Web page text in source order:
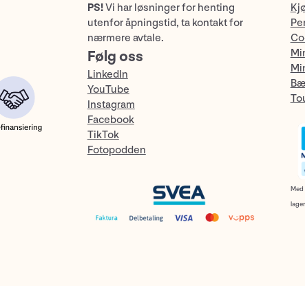
PS!Vi har løsninger for henting
utenfor åpningstid, ta kontakt for
nærmere avtale.
Følg oss
LinkedIn
YouTube
Instagram
Facebook
TikTok
Fotopodden
Med